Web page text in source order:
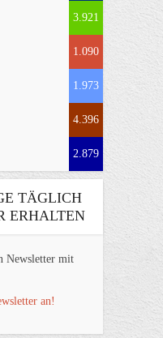
3.921
1.090
1.973
4.396
2.879
TÄGLICH
ERHALTEN
Newsletter mit
an!